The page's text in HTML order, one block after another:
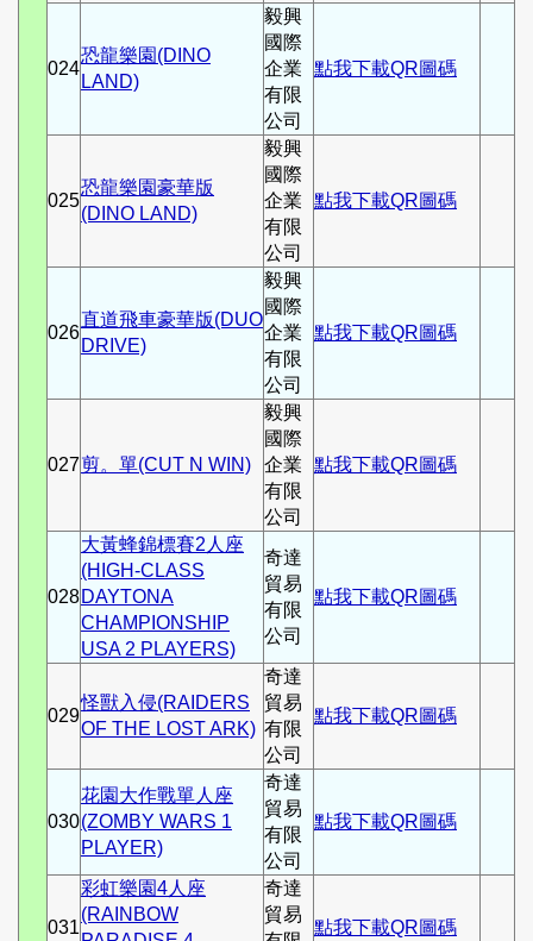
024
恐龍樂園(DINO
LAND)
毅興
國際
企業
有限
公司
點我下載QR圖碼
025
恐龍樂園豪華版
(DINO LAND)
毅興
國際
企業
有限
公司
點我下載QR圖碼
026
直道飛車豪華版(DUO
DRIVE)
毅興
國際
企業
有限
公司
點我下載QR圖碼
027剪。單(CUT N WIN)
毅興
國際
企業
有限
公司
點我下載QR圖碼
028
大黃蜂錦標賽2人座
(HIGH-CLASS
DAYTONA
CHAMPIONSHIP
USA 2 PLAYERS)
奇達
貿易
有限
公司
點我下載QR圖碼
029
怪獸入侵(RAIDERS
OF THE LOST ARK)
奇達
貿易
有限
公司
點我下載QR圖碼
030
花園大作戰單人座
(ZOMBY WARS 1
PLAYER)
奇達
貿易
有限
公司
點我下載QR圖碼
031
彩虹樂園4人座
(RAINBOW
奇達
貿易
點我下載QR圖碼